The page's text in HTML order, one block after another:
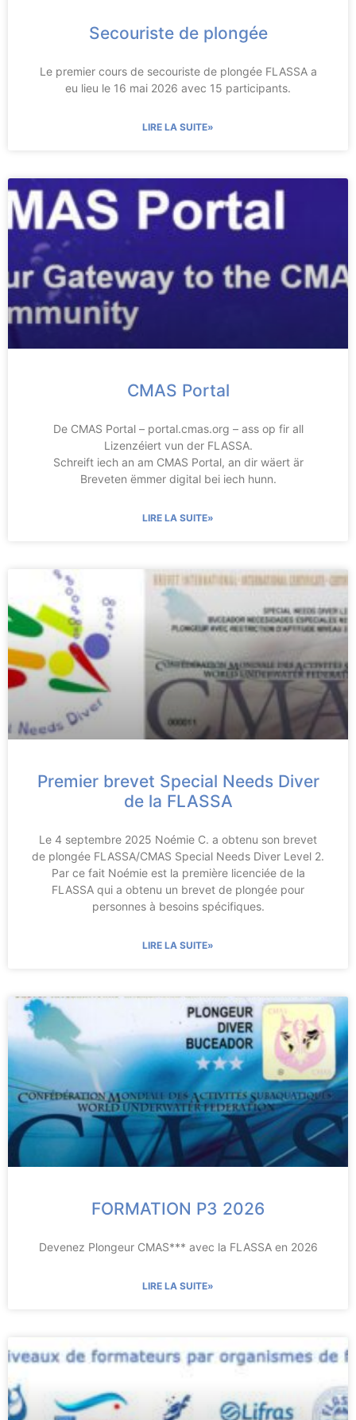
Secouriste de plongée
Le premier cours de secouriste de plongée FLASSA a
eu lieu le 16 mai 2026 avec 15 participants.
LIRE LA SUITE»
CMAS Portal
De CMAS Portal – portal.cmas.org – ass op fir all
Lizenzéiert vun der FLASSA.
Schreift iech an am CMAS Portal, an dir wäert är
Breveten ëmmer digital bei iech hunn.
LIRE LA SUITE»
Premier brevet Special Needs Diver
de la FLASSA
Le 4 septembre 2025 Noémie C. a obtenu son brevet
de plongée FLASSA/CMAS Special Needs Diver Level 2.
Par ce fait Noémie est la première licenciée de la
FLASSA qui a obtenu un brevet de plongée pour
personnes à besoins spécifiques.
LIRE LA SUITE»
FORMATION P3 2026
Devenez Plongeur CMAS*** avec la FLASSA en 2026
LIRE LA SUITE»